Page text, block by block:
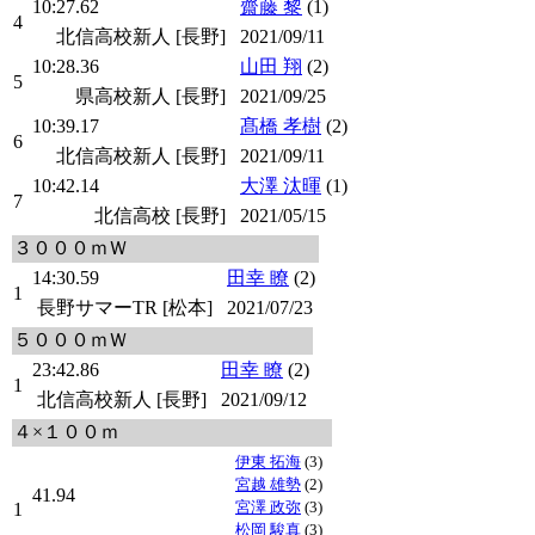
4
10:27.62 齋藤 黎 (1)
北信高校新人 [長野]
2021/09/11
5
10:28.36 山田 翔 (2)
県高校新人 [長野]
2021/09/25
6
10:39.17 髙橋 孝樹 (2)
北信高校新人 [長野]
2021/09/11
7
10:42.14 大澤 汰暉 (1)
北信高校 [長野]
2021/05/15
３０００ｍＷ
1
14:30.59 田幸 瞭 (2)
長野サマーTR [松本]
2021/07/23
５０００ｍＷ
1
23:42.86 田幸 瞭 (2)
北信高校新人 [長野]
2021/09/12
４×１００ｍ
1
41.94
伊東 拓海 (3)
宮越 雄勢 (2)
宮澤 政弥 (3)
松岡 駿真 (3)